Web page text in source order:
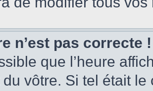
n’est pas correcte !
que l’heure
du vôtre. Si tel était